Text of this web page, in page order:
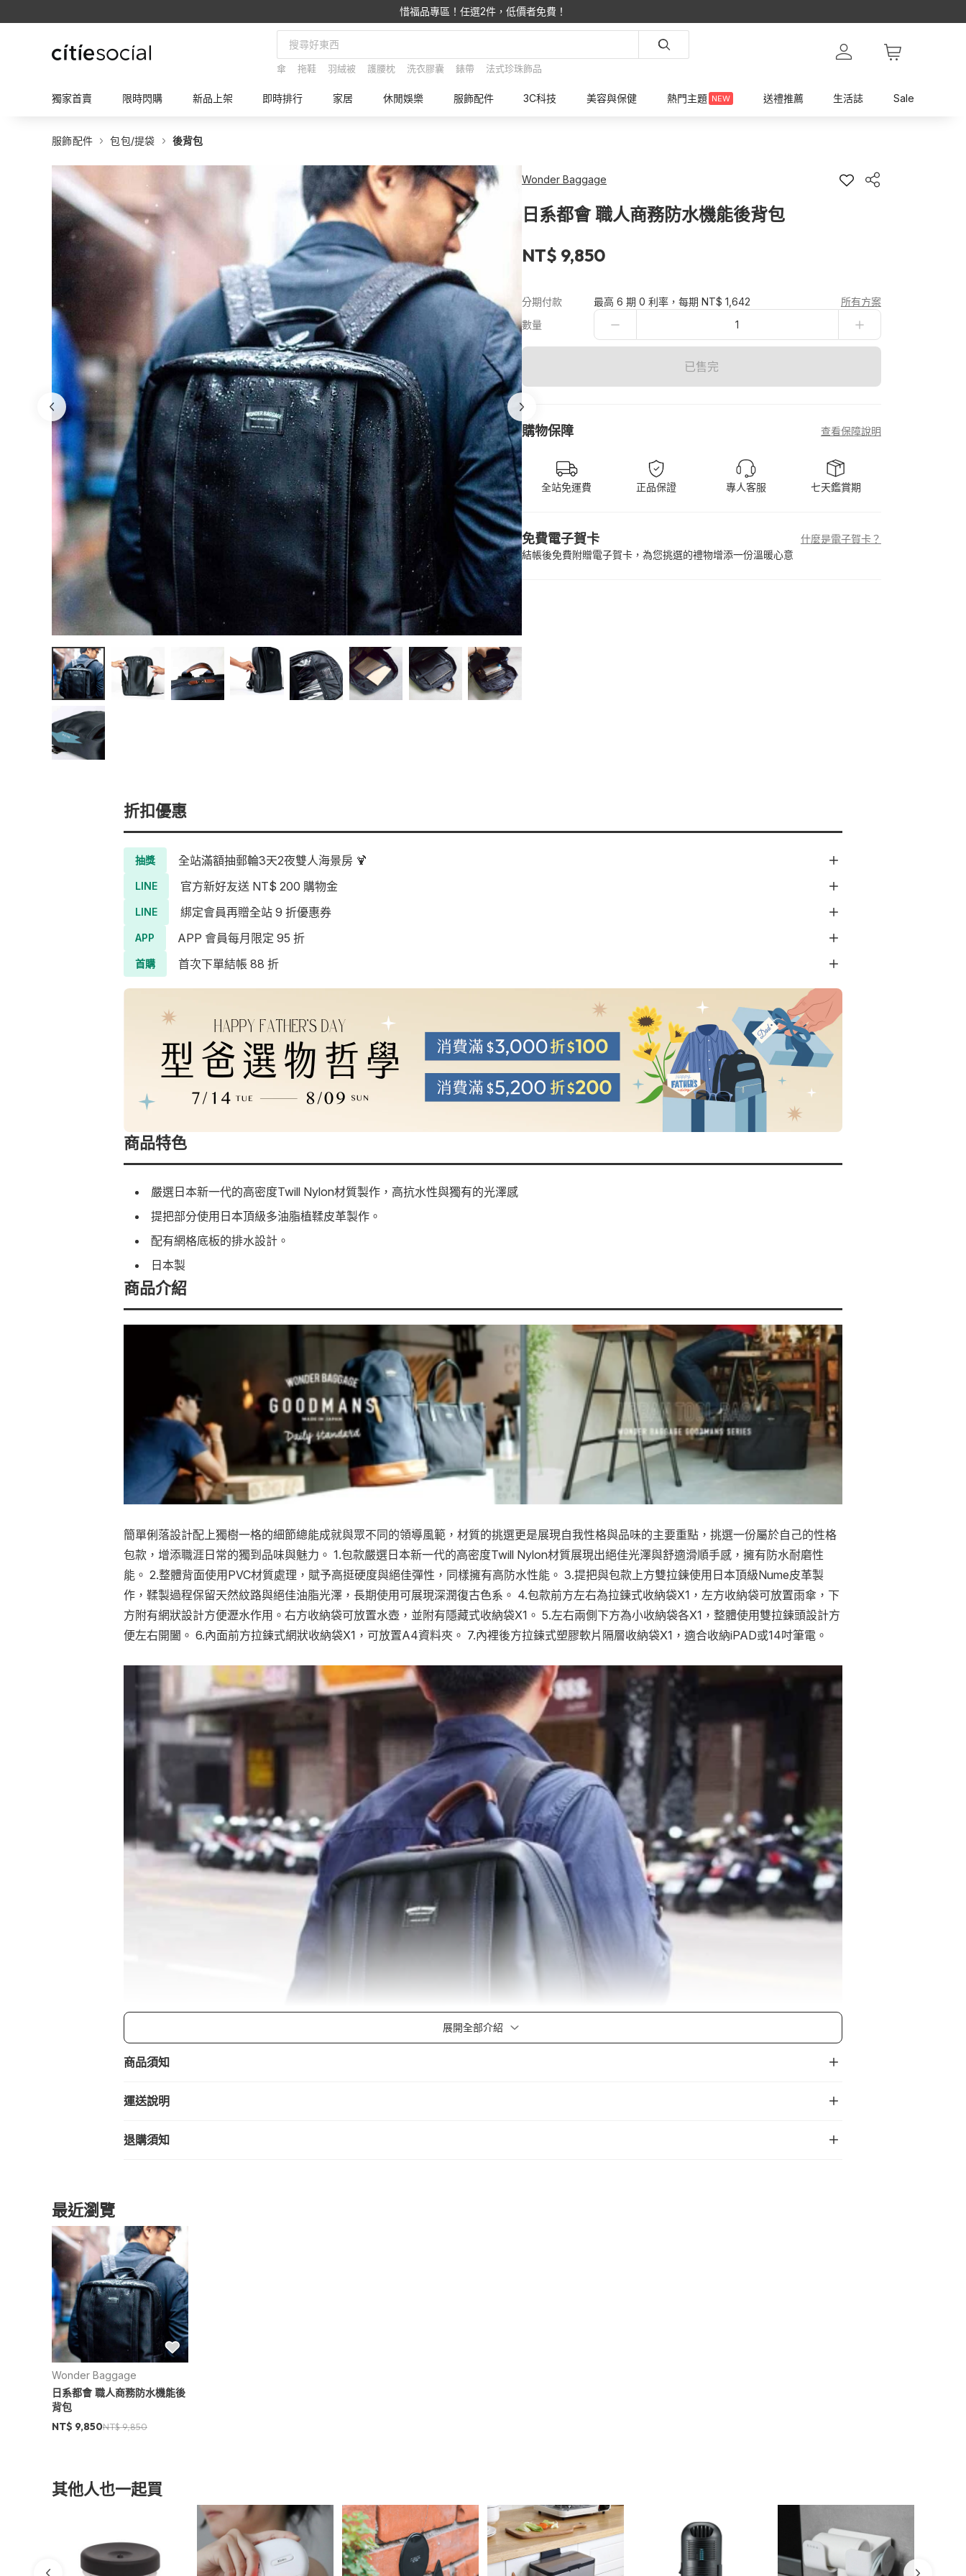
惜福品專區！任選2件，低價者免費！
傘 拖鞋 羽絨被 護腰枕 洗衣膠囊 錶帶 法式珍珠飾品
獨家首賣 限時閃購 新品上架 即時排行 家居 休閒娛樂 服飾配件 3C科技 美容與保健 熱門主題 NEW 送禮推薦 生活誌 Sale
服飾配件 包包/提袋 後背包
Wonder Baggage
日系都會 職人商務防水機能後背包
NT$ 9,850
分期付款 最高 6 期 0 利率，每期 NT$ 1,642
所有方案
數量
1
已售完
購物保障 查看保障說明
全站免運費 正品保證 專人客服 七天鑑賞期
免費電子賀卡
什麼是電子賀卡？
結帳後免費附贈電子賀卡，為您挑選的禮物增添一份溫暖心意
折扣優惠
抽獎 全站滿額抽郵輪3天2夜雙人海景房 🍹
LINE 官方新好友送 NT$ 200 購物金
LINE 綁定會員再贈全站 9 折優惠券
APP APP 會員每月限定 95 折
首購 首次下單結帳 88 折
商品特色
嚴選日本新一代的高密度Twill Nylon材質製作，高抗水性與獨有的光澤感
提把部分使用日本頂級多油脂植鞣皮革製作。
配有網格底板的排水設計。
日本製
商品介紹
展開全部介紹
簡單俐落設計配上獨樹一格的細節總能成就與眾不同的領導風範，材質的挑選更是展現自我性格與品味的主要重點，挑選一份屬於自己的性格
包款，增添職涯日常的獨到品味與魅力。 1.包款嚴選日本新一代的高密度Twill Nylon材質展現出絕佳光澤與舒適滑順手感，擁有防水耐磨性
能。 2.整體背面使用PVC材質處理，賦予高挺硬度與絕佳彈性，同樣擁有高防水性能。 3.提把與包款上方雙拉鍊使用日本頂級Nume皮革製
作，鞣製過程保留天然紋路與絕佳油脂光澤，長期使用可展現深潤復古色系。 4.包款前方左右為拉鍊式收納袋X1，左方收納袋可放置雨傘，下
方附有網狀設計方便瀝水作用。右方收納袋可放置水壺，並附有隱藏式收納袋X1。 5.左右兩側下方為小收納袋各X1，整體使用雙拉鍊頭設計方
便左右開闔。 6.內面前方拉鍊式網狀收納袋X1，可放置A4資料夾。 7.內裡後方拉鍊式塑膠軟片隔層收納袋X1，適合收納iPAD或14吋筆電。
商品須知
運送說明
退購須知
最近瀏覽
Wonder Baggage
日系都會 職人商務防水機能後
背包
NT$ 9,850NT$ 9,850
其他人也一起買